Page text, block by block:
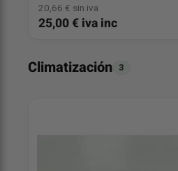
20,66 € sin iva
25,00 € iva inc
Climatización 3